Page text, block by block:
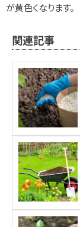
が黄色くなります。
関連記事